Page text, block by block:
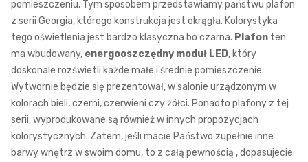
pomieszczeniu. Tym sposobem przedstawiamy państwu plafon
z serii Georgia, którego konstrukcja jest okrągła. Kolorystyka
tego oświetlenia jest bardzo klasyczna bo czarna. Plafon ten
ma wbudowany, energooszczędny moduł LED, który
doskonale rozświetli każde małe i średnie pomieszczenie.
Wytwornie będzie się prezentował, w salonie urządzonym w
kolorach bieli, czerni, czerwieni czy żółci. Ponadto plafony z tej
serii, wyprodukowane są również w innych propozycjach
kolorystycznych. Zatem, jeśli macie Państwo zupełnie inne
barwy wnętrz w swoim domu, to z całą pewnością , dopasujecie